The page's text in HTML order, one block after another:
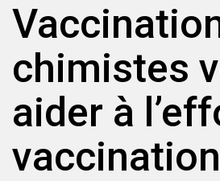
chimistes
aider à